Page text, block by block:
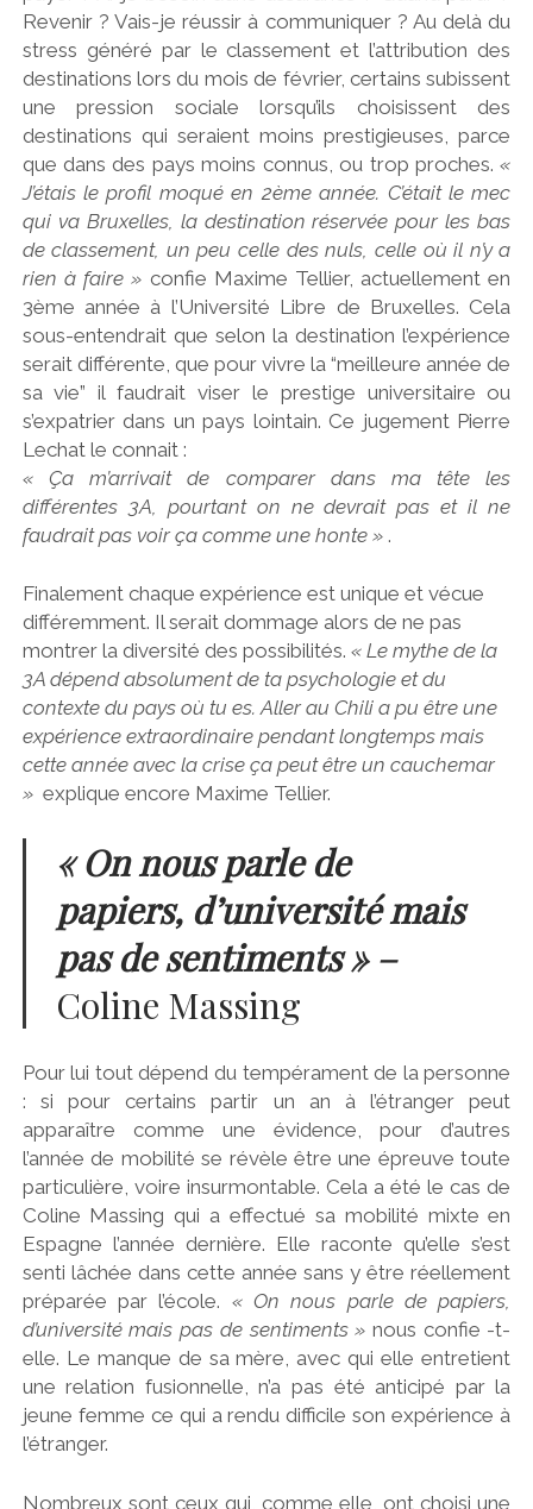
Revenir ? Vais-je réussir à communiquer ? Au delà du
stress généré par le classement et l’attribution des
destinations lors du mois de février, certains subissent
une pression sociale lorsqu’ils choisissent des
destinations qui seraient moins prestigieuses, parce
que dans des pays moins connus, ou trop proches.«
J’étais le profil moqué en 2ème année. C’était le mec
qui va Bruxelles, la destination réservée pour les bas
de classement, un peu celle des nuls, celle où il n’y a
rien à faire » confie Maxime Tellier, actuellement en
3ème année à l’Université Libre de Bruxelles. Cela
sous-entendrait que selon la destination l’expérience
serait différente, que pour vivre la “meilleure année de
sa vie” il faudrait viser le prestige universitaire ou
s’expatrier dans un pays lointain. Ce jugement Pierre
Lechat le connait :
« Ça m’arrivait de comparer dans ma tête les
différentes 3A, pourtant on ne devrait pas et il ne
faudrait pas voir ça comme une honte ».
Finalement chaque expérience est unique et vécue
différemment. Il serait dommage alors de ne pas
montrer la diversité des possibilités. « Le mythe de la
3A dépend absolument de ta psychologie et du
contexte du pays où tu es. Aller au Chili a pu être une
expérience extraordinaire pendant longtemps mais
cette année avec la crise ça peut être un cauchemar
»explique encore Maxime Tellier.
« On nous parle de
papiers, d’université mais
pas de sentiments » –
Coline Massing
Pour lui tout dépend du tempérament de la personne
: si pour certains partir un an à l’étranger peut
apparaître comme une évidence, pour d’autres
l’année de mobilité se révèle être une épreuve toute
particulière, voire insurmontable. Cela a été le cas de
Coline Massing qui a effectué sa mobilité mixte en
Espagne l’année dernière. Elle raconte qu’elle s’est
senti lâchée dans cette année sans y être réellement
préparée par l’école. « On nous parle de papiers,
d’université mais pas de sentiments » nous confie -t-
elle. Le manque de sa mère, avec qui elle entretient
une relation fusionnelle, n’a pas été anticipé par la
jeune femme ce qui a rendu difficile son expérience à
l’étranger.
Nombreux sont ceux qui, comme elle, ont choisi une